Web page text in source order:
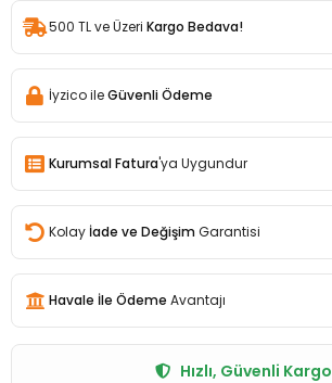
500 TL ve Üzeri Kargo Bedava!
İyzico ileGüvenli Ödeme
Kurumsal Fatura'ya Uygundur
Kolay İade ve Değişim Garantisi
Havale İle Ödeme Avantajı
Hızlı, Güvenli Kargo